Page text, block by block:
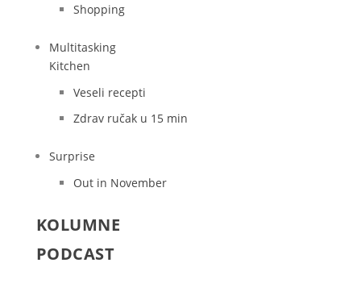
Shopping
Multitasking
Kitchen
Veseli recepti
Zdrav ručak u 15 min
Surprise
Out in November
KOLUMNE
PODCAST